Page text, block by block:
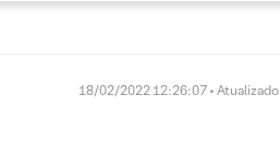
18/02/2022 12:26:07 •